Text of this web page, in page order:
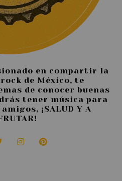
en compartir la
de México, te
de conocer buenas
tener música para
¡SALUD Y A